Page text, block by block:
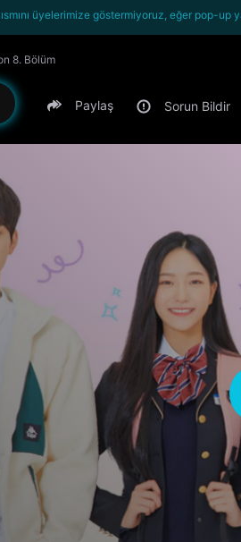
üyelerimize göstermiyoruz, eğer pop-
8. Bölüm
Paylaş Sorun Bildir